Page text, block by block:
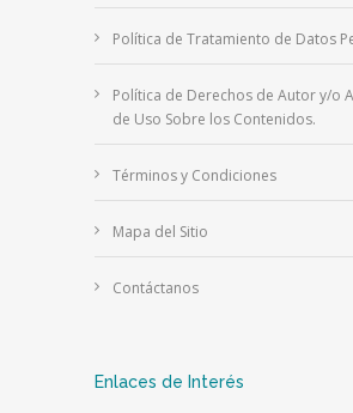
Política de Tratamiento de Datos
Política de Derechos de Autor y/o
de Uso Sobre los Contenidos.
Términos y Condiciones
Mapa del Sitio
Contáctanos
Enlaces de Interés